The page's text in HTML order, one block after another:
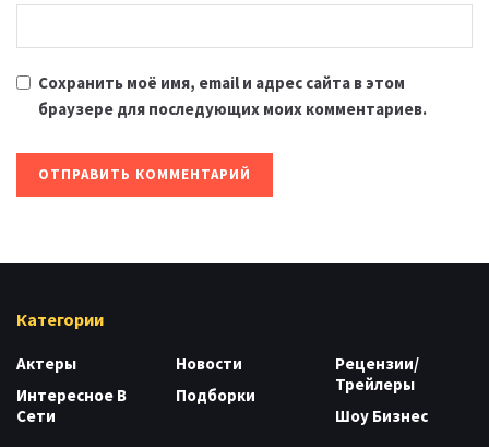
Сохранить моё имя, email и адрес сайта в этом
браузере для последующих моих комментариев.
Категории
Актеры
Интересное В
Сети
Новости
Подборки
Рецензии/
Трейлеры
Шоу Бизнес